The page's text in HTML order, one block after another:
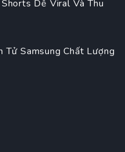
Dễ Viral Và Thu
Samsung Chất Lượng